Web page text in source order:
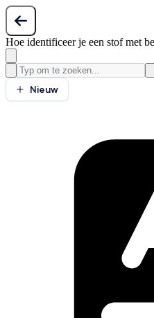
Hoe identificeer je een stof met
Nieuw